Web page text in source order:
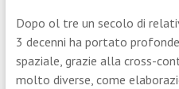
Dopo ol tre un secolo di
3 decenni ha portato
spaziale, grazie alla cross-
molto diverse, come